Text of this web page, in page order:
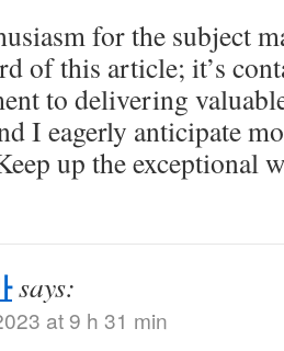
for the subject
of this article; it’s
to delivering
I eagerly anticipate
up the exceptional
says:
at 9 h 31 min